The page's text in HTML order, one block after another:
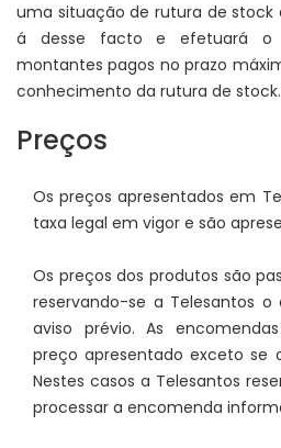
uma situação de rutura de
á desse facto e efetuará o
montantes pagos no prazo
conhecimento da rutura de stock.
Preços
Os preços apresentados em
taxa legal em vigor e são
Os preços dos produtos são
reservando-se a Telesantos
aviso prévio. As
preço apresentado exceto se
Nestes casos a Telesantos
processar a encomenda